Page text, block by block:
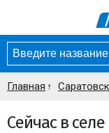
Главная
Сейчас в